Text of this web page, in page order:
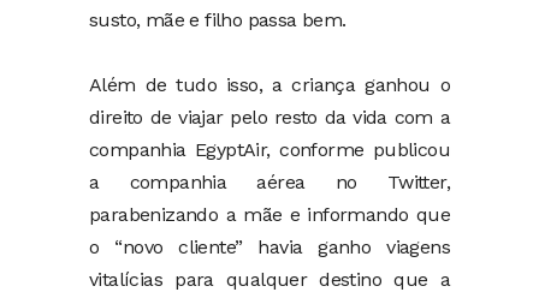
susto, mãe e filho passa bem.
Além de tudo isso, a criança ganhou o
direito de viajar pelo resto da vida com a
companhia EgyptAir, conforme publicou
a companhia aérea no Twitter,
parabenizando a mãe e informando que
o “novo cliente” havia ganho viagens
vitalícias para qualquer destino que a